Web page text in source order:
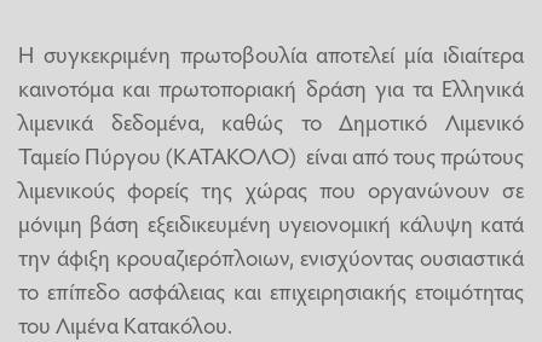
Η συγκεκριμένη πρωτοβουλία αποτελεί μία ιδιαίτερα
καινοτόμα και πρωτοποριακή δράση για τα Ελληνικά
λιμενικά δεδομένα, καθώς το Δημοτικό Λιμενικό
Ταμείο Πύργου (ΚΑΤΑΚΟΛΟ) είναι από τους πρώτους
λιμενικούς φορείς της χώρας που οργανώνουν σε
μόνιμη βάση εξειδικευμένη υγειονομική κάλυψη κατά
την άφιξη κρουαζιερόπλοιων, ενισχύοντας ουσιαστικά
το επίπεδο ασφάλειας και επιχειρησιακής ετοιμότητας
του Λιμένα Κατακόλου.